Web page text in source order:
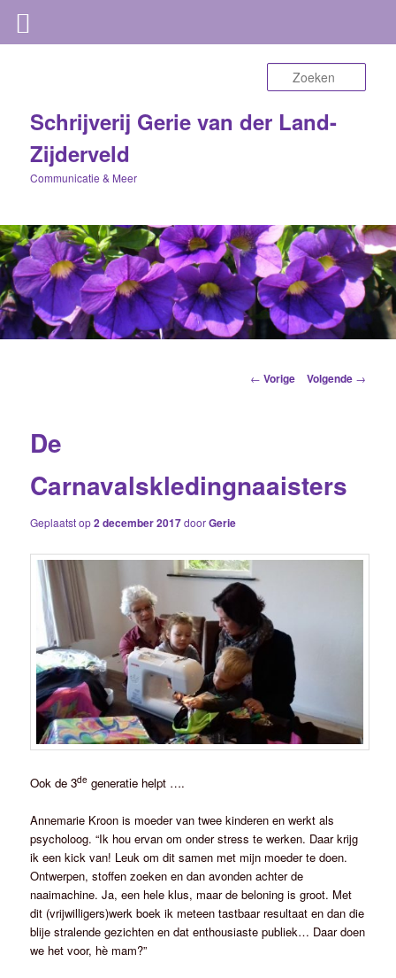
Schrijverij Gerie van der Land-
Zijderveld
Communicatie & Meer
Berichtnavigatie
← Vorige Volgende →
De
Carnavalskledingnaaisters
Geplaatst op2 december 2017doorGerie
Ook de 3de generatie helpt ….
Annemarie Kroon is moeder van twee kinderen en werkt als
psycholoog. “Ik hou ervan om onder stress te werken. Daar krijg
ik een kick van! Leuk om dit samen met mijn moeder te doen.
Ontwerpen, stoffen zoeken en dan avonden achter de
naaimachine. Ja, een hele klus, maar de beloning is groot. Met
dit (vrijwilligers)werk boek ik meteen tastbaar resultaat en dan die
blije stralende gezichten en dat enthousiaste publiek… Daar doen
we het voor, hè mam?”